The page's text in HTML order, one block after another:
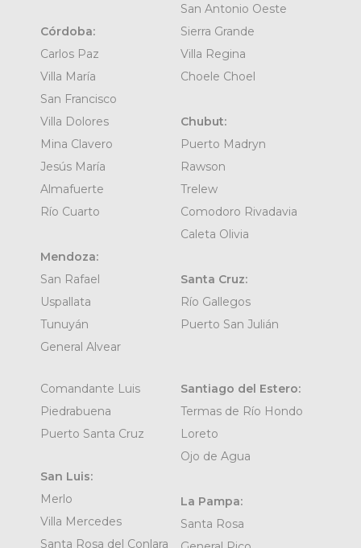
Córdoba:
Carlos Paz
Villa María
San Francisco
Villa Dolores
Mina Clavero
Jesús María
Almafuerte
Río Cuarto
Mendoza:
San Rafael
Uspallata
Tunuyán
General Alvear
San Antonio Oeste
Sierra Grande
Villa Regina
Choele Choel
Chubut:
Puerto Madryn
Rawson
Trelew
Comodoro Rivadavia
Caleta Olivia
Santa Cruz:
Río Gallegos
Puerto San Julián
Comandante Luis
Piedrabuena
Puerto Santa Cruz
San Luis:
Merlo
Villa Mercedes
Santa Rosa del Conlara
Santiago del Estero:
Termas de Río Hondo
Loreto
Ojo de Agua
La Pampa:
Santa Rosa